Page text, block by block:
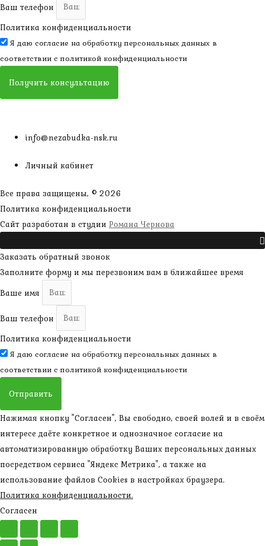
Ваш телефон
Политика конфиденциальности
Я даю согласие на обработку персональных данных в
соответствии с политикой конфиденциальности
Получить консультацию
info@nezabudka-nsk.ru
Личный кабинет
Все права защищены, © 2026
Политика конфиденциальности
Сайт разработан в студии Романа Чернова
Заказать обратный звонок
Заполните форму и мы перезвоним вам в ближайшее время
Ваше имя
Ваш телефон
Политика конфиденциальности
Я даю согласие на обработку персональных данных в
соответствии с политикой конфиденциальности
Отправить
Нажимая кнопку "Согласен", Вы свободно, своей волей и в своём
интересе даёте конкретное и однозначное согласие на
автоматизированную обработку Ваших персональных данных
посредством сервиса "Яндекс Метрика", а также на
использование файлов Cookies в настройках браузера.
Политика конфиденциальности.
Согласен